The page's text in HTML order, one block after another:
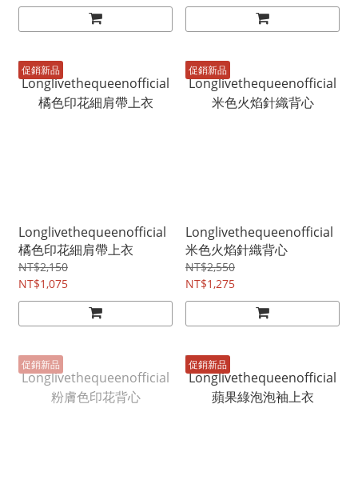
促銷新品
Longlivethequeenofficial
橘色印花細肩帶上衣
NT$2,150
NT$1,075
促銷新品
Longlivethequeenofficial
米色火焰針織背心
NT$2,550
NT$1,275
促銷新品 促銷新品